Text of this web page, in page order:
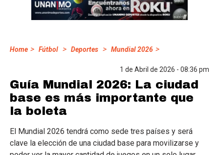
Home > Fútbol > Deportes > Mundial 2026 >
1 de Abril de 2026 - 08:36 pm
Guía Mundial 2026: La ciudad
base es más importante que
la boleta
El Mundial 2026 tendrá como sede tres países y será
clave la elección de una ciudad base para movilizarse y